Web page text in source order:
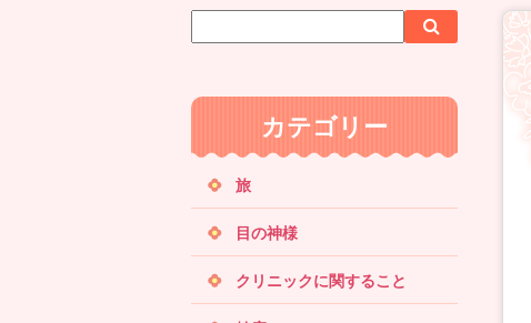
イ
内
索
索
カテゴリー
旅
目の神様
クリニックに関すること